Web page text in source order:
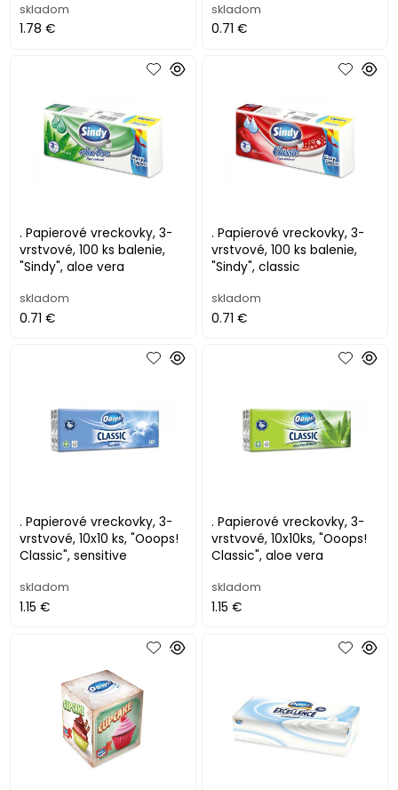
skladom
1.78 €
skladom
0.71 €
. Papierové vreckovky, 3-
vrstvové, 100 ks balenie,
"Sindy", aloe vera
skladom
0.71 €
. Papierové vreckovky, 3-
vrstvové, 100 ks balenie,
"Sindy", classic
skladom
0.71 €
. Papierové vreckovky, 3-
vrstvové, 10x10 ks, "Ooops!
Classic", sensitive
skladom
1.15 €
. Papierové vreckovky, 3-
vrstvové, 10x10ks, "Ooops!
Classic", aloe vera
skladom
1.15 €